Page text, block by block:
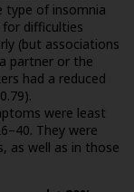
type of insomnia
difficulties
(but associations
partner or the
had a reduced
were least
They were
as well as in those